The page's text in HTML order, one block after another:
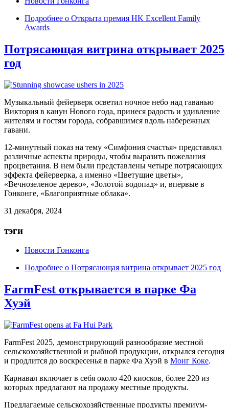
Подробнее о Открыта премия HK Excellent Family
Awards
Потрясающая витрина открывает 2025
год
Музыкальный фейерверк осветил ночное небо над гаванью
Виктория в канун Нового года, принеся радость и удивление
жителям и гостям города, собравшимся вдоль набережных
гавани.
12-минутный показ на тему «Симфония счастья» представлял
различные аспекты природы, чтобы выразить пожелания
процветания. В нем были представлены четыре потрясающих
эффекта фейерверка, а именно «Цветущие цветы»,
«Вечнозеленое дерево», «Золотой водопад» и, впервые в
Гонконге, «Благоприятные облака».
31 декабря, 2024
тэги
Новости Гонконга
Подробнее о Потрясающая витрина открывает 2025 год
FarmFest открывается в парке Фа
Хуэй
FarmFest 2025, демонстрирующий разнообразие местной
сельскохозяйственной и рыбной продукции, открылся сегодня
и продлится до воскресенья в парке Фа Хуэй в Монг Коке.
Карнавал включает в себя около 420 киосков, более 220 из
которых предлагают на продажу местные продукты.
Предлагаемые сельскохозяйственные продукты премиум-